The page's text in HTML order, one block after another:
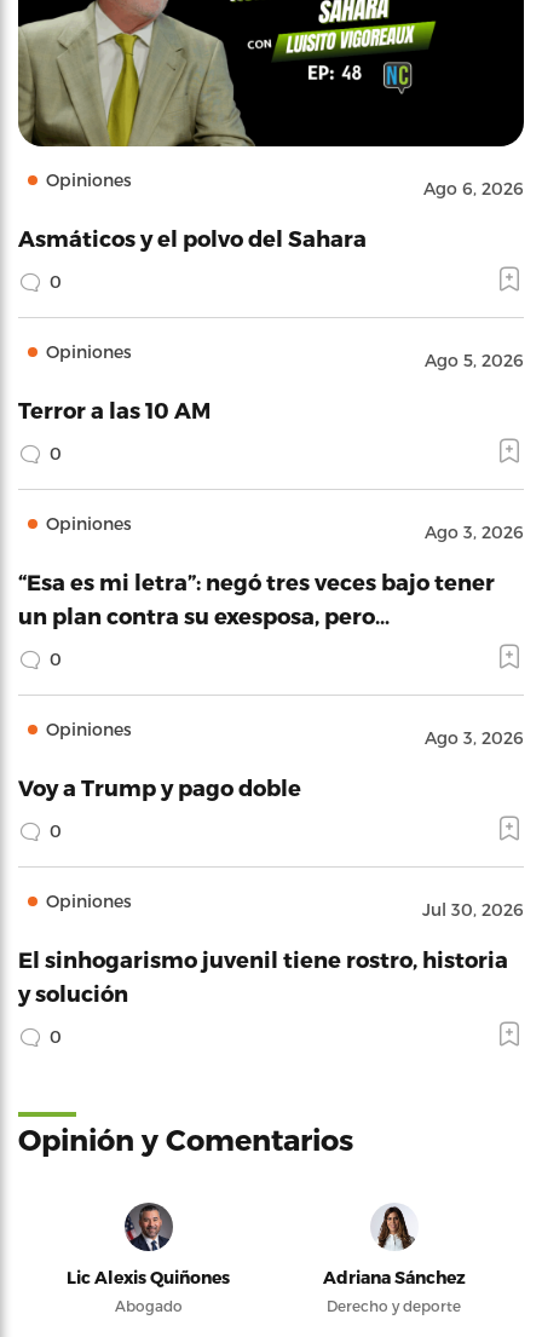
Opiniones Ago 6, 2026
Asmáticos y el polvo del Sahara
0
Opiniones Ago 5, 2026
Terror a las 10 AM
0
Opiniones Ago 3, 2026
“Esa es mi letra”: negó tres veces bajo tener
un plan contra su exesposa, pero…
0
Opiniones Ago 3, 2026
Voy a Trump y pago doble
0
Opiniones Jul 30, 2026
El sinhogarismo juvenil tiene rostro, historia
y solución
0
Opinión y Comentarios
Lic Alexis Quiñones
Abogado
Adriana Sánchez
Derecho y deporte